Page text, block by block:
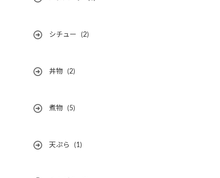
シチュー (2)
丼物 (2)
煮物 (5)
天ぷら (1)